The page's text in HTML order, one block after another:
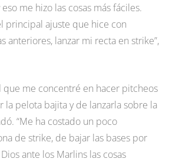
me hizo las cosas más fáciles.
principal ajuste que hice con
anteriores, lanzar mi recta en strike”,
que me concentré en hacer pitcheos
la pelota bajita y de lanzarla sobre la
“Me ha costado un poco
de strike, de bajar las bases por
ante los Marlins las cosas